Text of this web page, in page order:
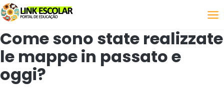
Collegamento
Come sono state realizzate
le mappe in passato e
oggi?